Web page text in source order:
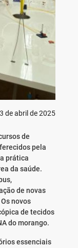
3 de abril de 2025
de
pela
prática
da saúde.
de novas
novos
de tecidos
do morango.
essenciais